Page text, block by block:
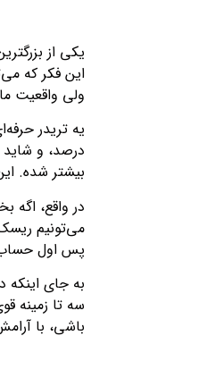
یکی از
این فکر که
ولی واقعیت
درصد، و
بیشتر شده.
در واقع، اگه
می‌تونیم
پس اول حساب
به جای اینکه
سه تا زمینه
باشی، با